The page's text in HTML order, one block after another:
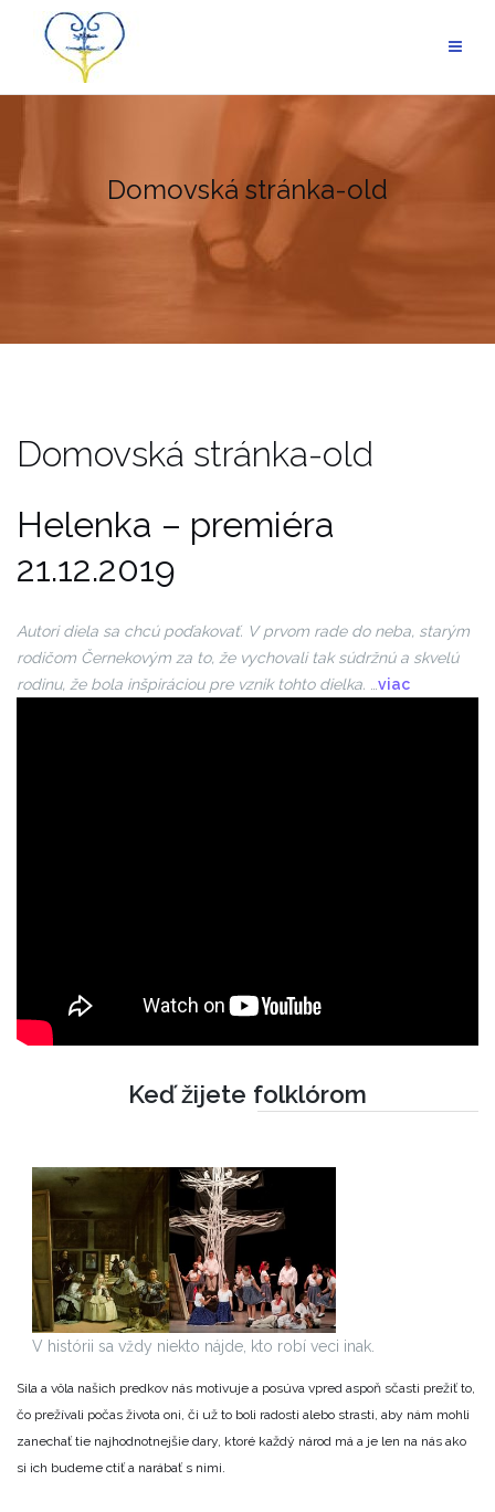
content
Domovská stránka-old
Domovská stránka-old
Helenka – premiéra
21.12.2019
Autori diela sa chcú poďakovať. V prvom rade do neba, starým
rodičom Černekovým za to, že vychovali tak súdržnú a skvelú
rodinu, že bola inšpiráciou pre vznik tohto dielka.
viac
Keď žijete folklórom
V histórii sa vždy niekto nájde, kto robí veci inak.
Sila a vôla našich predkov nás motivuje a posúva vpred aspoň sčasti prežiť to,
čo prežívali počas života oni, či už to boli radosti alebo strasti, aby nám mohli
zanechať tie najhodnotnejšie dary, ktoré každý národ má a je len na nás ako
si ich budeme ctiť a narábať s nimi.